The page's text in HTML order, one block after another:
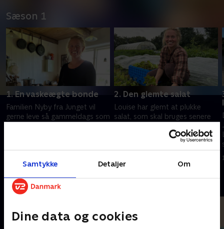
Samtykke Detaljer Om
Dine data og cookies
Sæson 1
1. En vaskeægte bonde
Familien Nyby fra Junget vil
gerne leve så gammeldags som
1. februar 2025 • 11 min
2. Den glemte salat
Louise har glemt at plukke
salat, som skal bruges senere
må en hurtig tur til Fur. Imens
er Peter gået i gang med at
8. februar 2025 • 9 min
Andre så også